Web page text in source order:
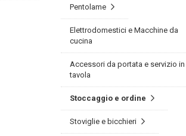
Pentolame
Elettrodomestici e Macchine da
cucina
Accessori da portata e servizio in
tavola
Stoccaggio e ordine
Stoviglie e bicchieri